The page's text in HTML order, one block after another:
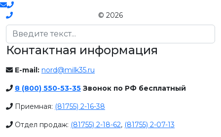
© 2026
Поиск
Контактная информация
E-mail: nord@milk35.ru
8 (800) 550-53-35 Звонок по РФ бесплатный
Приемная: (81755) 2-16-38
Отдел продаж: (81755) 2-18-62, (81755) 2-07-13